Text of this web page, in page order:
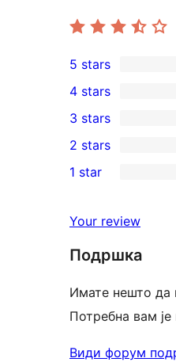
2
5-
star
reviews
5 stars
4-
star
reviews
4 stars
0
3-
star
3 stars
2-
reviews
2 stars
star
review
1 star
Your review
Подршка
Имате нешто да
Потребна вам
Види форум